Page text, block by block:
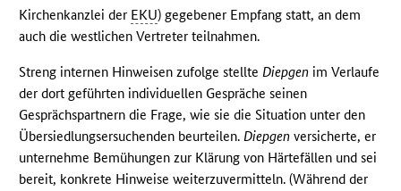
Kirchenkanzlei der EKU) gegebener Empfang statt, an dem
auch die westlichen Vertreter teilnahmen.
Streng internen Hinweisen zufolge stellteDiepgen im Verlaufe
der dort geführten individuellen Gespräche seinen
Gesprächspartnern die Frage, wie sie die Situation unter den
Übersiedlungsersuchenden beurteilen.Diepgen versicherte, er
unternehme Bemühungen zur Klärung von Härtefällen und sei
bereit, konkrete Hinweise weiterzuvermitteln. (Während der